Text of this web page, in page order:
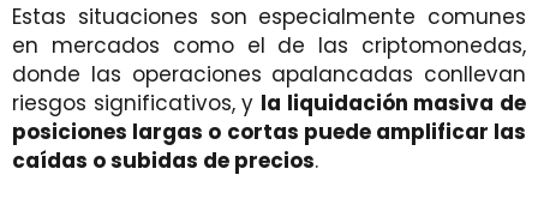
Estas situaciones son especialmente comunes
en mercados como el de las criptomonedas,
donde las operaciones apalancadas conllevan
riesgos significativos, y la liquidación masiva de
posiciones largas o cortas puede amplificar las
caídas o subidas de precios.